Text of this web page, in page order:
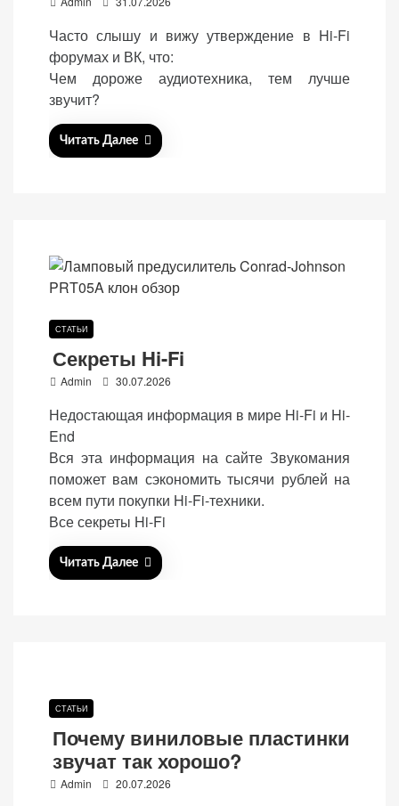
s
t
e
o
n
Часто слышу и вижу утверждение в Hi-Fi
форумах и ВК, что:
Чем дороже аудиотехника, тем лучше
звучит?
Читать Далее
СТАТЬИ
Секреты Hi-Fi
Admin
s
e
d
o
n
30.07.2026
Недостающая информация в мире Hi-Fi и Hi-
End
Вся эта информация на сайте Звукомания
поможет вам сэкономить тысячи рублей на
всем пути покупки Hi-Fi-техники.
Все секреты Hi-Fi
Читать Далее
СТАТЬИ
Почему виниловые пластинки
звучат так хорошо?
Admin 20.07.2026
Функциональные
Обеспечивают
нормальную
работу сайта. Если
вы откажетесь от
(аналитика)
Анализируют
посещаемость
Анонимно, без
персональных
данных.
Маркетинговые
Яндекс.Директ:
персонализированная
посещении нашего
вероятность
просмотра
персонализированного